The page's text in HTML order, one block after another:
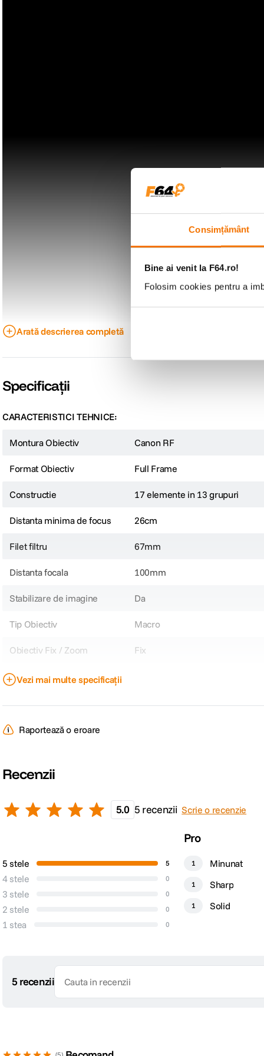
Consimțământ
Bine ai venit la F64.ro!
Folosim cookies pentru a
RF 100mm F2.8L Macro IS USM este un obiectiv macro profesionist cu
Reglarea claritatii reduse si a efectului bokeh
Arată descrierea completă
Specificații
CARACTERISTICI TEHNICE:
Montura Obiectiv Canon RF
Format Obiectiv Full Frame
Constructie 17 elemente in 13 grupuri
Distanta minima de focus 26cm
Filet filtru 67mm
Distanta focala 100mm
Stabilizare de imagine Da
Tip Obiectiv Macro
Obiectiv Fix / Zoom Fix
Focala Fixa
Raport marire
Diafragma Maxima
Plaja diafragme F2.8 - F32
DIMENSIUNE / GREUTATE:
Lungime 148mm
Cod producator
Vezi mai multe specificații
Raportează o eroare
Recenzii
5.0 5 recenzii Scrie o recenzie
5 stele 5
4 stele 0
3 stele 0
2 stele 0
1 stea 0
Pro
1 Minunat
1 Sharp
1 Solid
5 recenzii